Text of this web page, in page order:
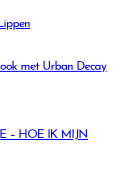
met Urban Decay
– HOE IK MIJN